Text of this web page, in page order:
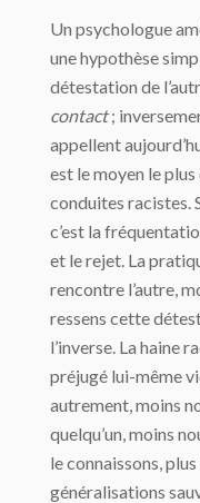
Un psychologue
une hypothèse
détestation de
contact;
appellent
est le moyen le
conduites racistes.
c’est la
et le rejet. La
rencontre l’autre,
ressens cette
l’inverse. La haine
préjugé lui-même
autrement, moins
quelqu’un, moins
le connaissons,
généralisations